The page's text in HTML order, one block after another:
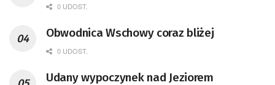
0 UDOST.
Obwodnica Wschowy coraz bliżej
0 UDOST.
Udany wypoczynek nad Jeziorem